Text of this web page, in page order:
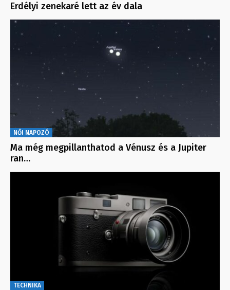
Erdélyi zenekaré lett az év dala
NŐI NAPOZÓ
Ma még megpillanthatod a Vénusz és a Jupiter
ran…
TECHNIKA